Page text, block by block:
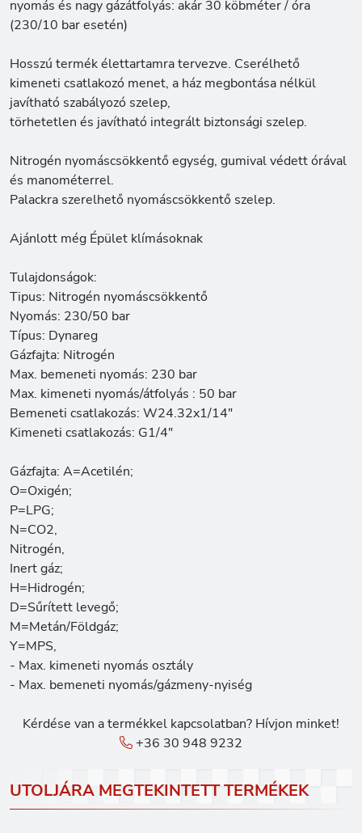
nyomás és nagy gázátfolyás: akár 30 köbméter / óra
(230/10 bar esetén)
Hosszú termék élettartamra tervezve. Cserélhető
kimeneti csatlakozó menet, a ház megbontása nélkül
javítható szabályozó szelep,
törhetetlen és javítható integrált biztonsági szelep.
Nitrogén nyomáscsökkentő egység, gumival védett órával
és manométerrel.
Palackra szerelhető nyomáscsökkentő szelep.
Ajánlott még Épület klímásoknak
Tulajdonságok:
Tipus: Nitrogén nyomáscsökkentő
Nyomás: 230/50 bar
Típus: Dynareg
Gázfajta: Nitrogén
Max. bemeneti nyomás: 230 bar
Max. kimeneti nyomás/átfolyás : 50 bar
Bemeneti csatlakozás: W24.32x1/14"
Kimeneti csatlakozás: G1/4"
Gázfajta: A=Acetilén;
O=Oxigén;
P=LPG;
N=CO2,
Nitrogén,
Inert gáz;
H=Hidrogén;
D=Sűrített levegő;
M=Metán/Földgáz;
Y=MPS,
- Max. kimeneti nyomás osztály
- Max. bemeneti nyomás/gázmeny-nyiség
Kérdése van a termékkel kapcsolatban? Hívjon minket!
+36 30 948 9232
UTOLJÁRA MEGTEKINTETT TERMÉKEK